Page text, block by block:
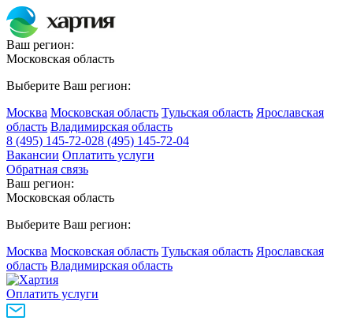
Ваш регион:
Московская область
Выберите Ваш регион:
Москва Московская область Тульская область Ярославская
область Владимирская область
8 (495) 145-72-028 (495) 145-72-04
Вакансии Оплатить услуги
Обратная связь
Ваш регион:
Московская область
Выберите Ваш регион:
Москва Московская область Тульская область Ярославская
область Владимирская область
Оплатить услуги